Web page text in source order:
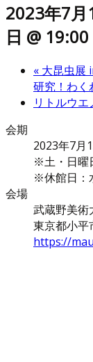
2023年7月
日 @ 19:00
« 大昆虫展
研究！わく
リトルウエ
会期
2023年7月
※土・日曜
※休館日：
会場
武蔵野美術
東京都小平
https://